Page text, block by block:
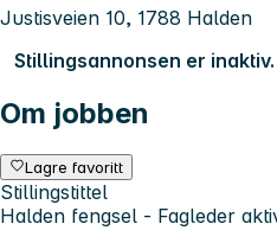
Justisveien 10, 1788 Halden
Stillingsannonsen er inaktiv.
Om jobben
Lagre favoritt
Stillingstittel
Halden fengsel - Fagleder